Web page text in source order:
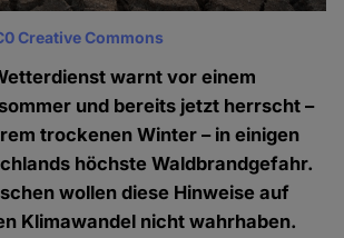
Creative Commons
warnt vor einem
und bereits jetzt herrscht –
trockenen Winter – in einigen
höchste Waldbrandgefahr.
wollen diese Hinweise auf
Klimawandel nicht wahrhaben.